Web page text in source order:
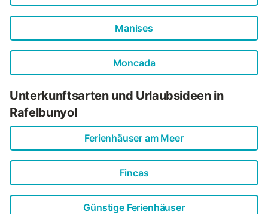
Manises
Moncada
Unterkunftsarten und Urlaubsideen in
Rafelbunyol
Ferienhäuser am Meer
Fincas
Günstige Ferienhäuser